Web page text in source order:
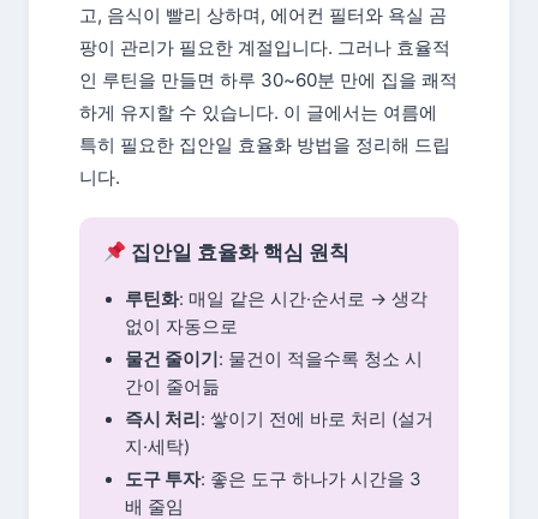
고, 음식이 빨리 상하며, 에어컨 필터와 욕실 곰
팡이 관리가 필요한 계절입니다. 그러나 효율적
인 루틴을 만들면 하루 30~60분 만에 집을 쾌적
하게 유지할 수 있습니다. 이 글에서는 여름에
특히 필요한 집안일 효율화 방법을 정리해 드립
니다.
집안일 효율화 핵심 원칙
루틴화: 매일 같은 시간·순서로 → 생각
없이 자동으로
물건 줄이기: 물건이 적을수록 청소 시
간이 줄어듦
즉시 처리: 쌓이기 전에 바로 처리 (설거
지·세탁)
도구 투자: 좋은 도구 하나가 시간을 3
배 줄임